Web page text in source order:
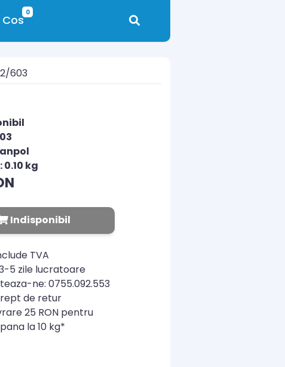
0
Cos
603
kg
Indisponibil
TVA
5 zile lucratoare
ne: 0755.092.553
de retur
25 RON pentru
la 10 kg*